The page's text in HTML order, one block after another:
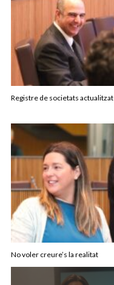
Registre de societats actualitzat
No voler creure’s la realitat